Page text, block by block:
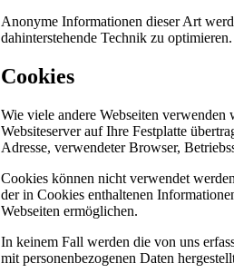
Anonyme Informationen dieser Art
dahinterstehende Technik zu optimieren.
Cookies
Wie viele andere Webseiten
Websiteserver auf Ihre Festplatte
Adresse, verwendeter Browser,
Cookies können nicht verwendet
der in Cookies enthaltenen
Webseiten ermöglichen.
In keinem Fall werden die von uns
mit personenbezogenen Daten